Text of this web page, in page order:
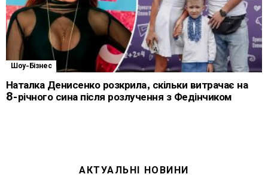
Шоу-Бізнес
Наталка Денисенко розкрила, скільки витрачає на
8-річного сина після розлучення з Федінчиком
АКТУАЛЬНІ НОВИНИ